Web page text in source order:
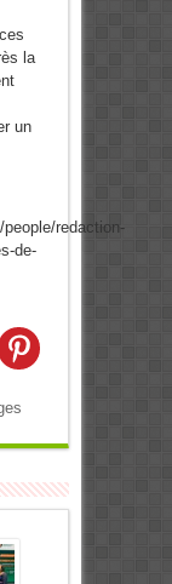
la
un
redaction-
de-